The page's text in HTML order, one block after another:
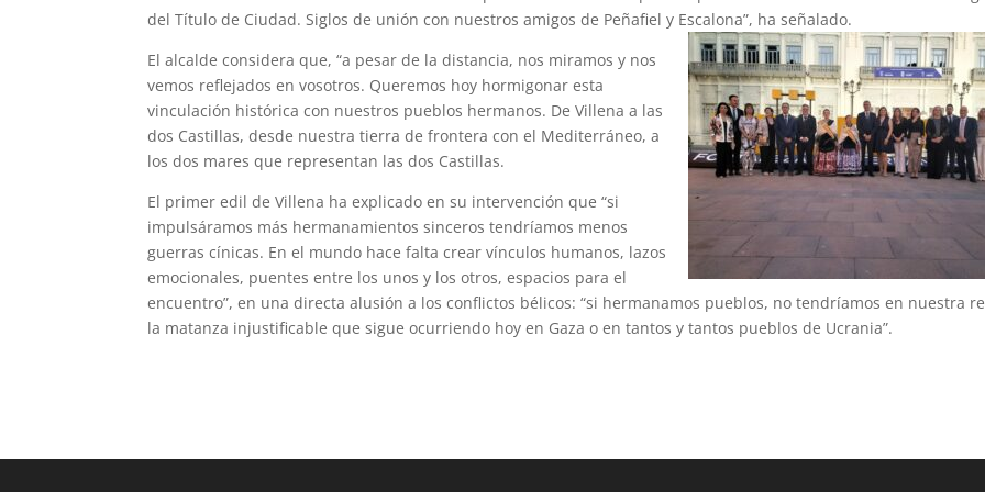
del Título de Ciudad. Siglos de unión con nuestros amigos de Peñafiel y Escalona”, ha señalado.
El alcalde considera que, “a pesar de la distancia, nos miramos y nos
vemos reflejados en vosotros. Queremos hoy hormigonar esta
vinculación histórica con nuestros pueblos hermanos. De Villena a las
dos Castillas, desde nuestra tierra de frontera con el Mediterráneo, a
los dos mares que representan las dos Castillas.
El primer edil de Villena ha explicado en su intervención que “si
impulsáramos más hermanamientos sinceros tendríamos menos
guerras cínicas. En el mundo hace falta crear vínculos humanos, lazos
emocionales, puentes entre los unos y los otros, espacios para el
encuentro”, en una directa alusión a los conflictos bélicos: “si hermanamos pueblos, no tendríamos en nuestra
la matanza injustificable que sigue ocurriendo hoy en Gaza o en tantos y tantos pueblos de Ucrania”.